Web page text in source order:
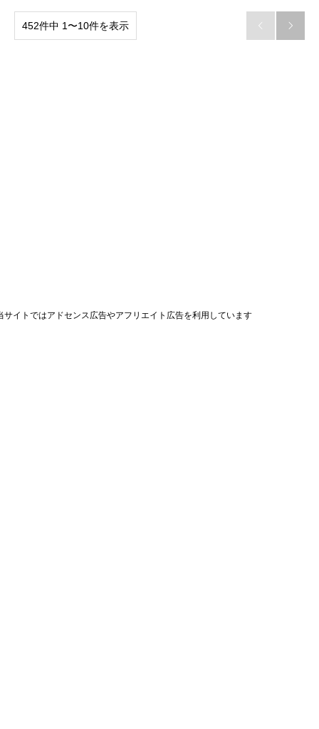
452件中 1〜10件を表示  
サイトではアドセンス広告やアフリエイト広告を利用しています